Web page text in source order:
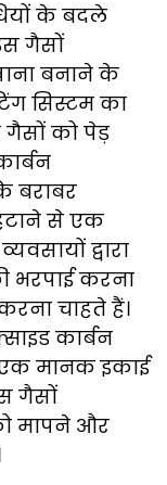
के बदले
गैसों
बनाने के
सिस्टम का
गैसों को पेड़
बराबर
से एक
द्वारा
भरपाई करना
चाहते हैं।
कार्बन
एक मानक इकाई
गैसों
मापने और